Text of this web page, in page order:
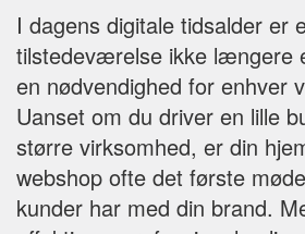
I dagens digitale tidsalder er
tilstedeværelse ikke længere
en nødvendighed for enhver
Uanset om du driver en lille
større virksomhed, er din
webshop ofte det første
kunder har med din brand.